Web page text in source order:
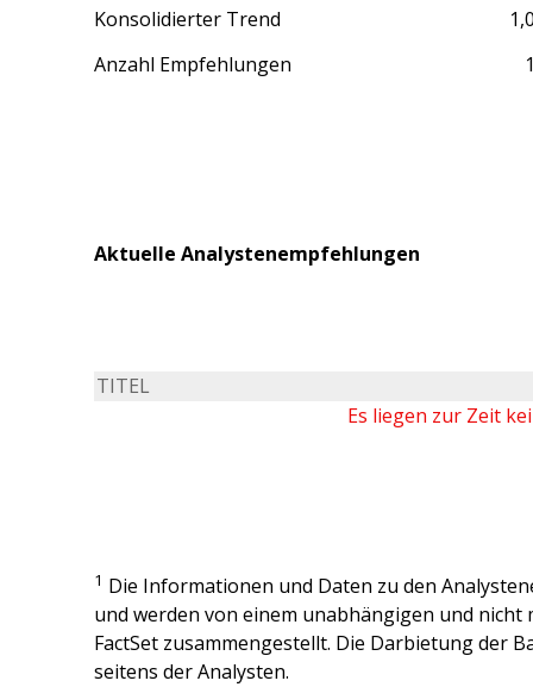
Konsolidierter Trend
Anzahl Empfehlungen
Aktuelle Analystenempfehlungen
TITEL
Es liegen zur Zeit
1 Die Informationen und Daten zu den
und werden von einem unabhängigen und nicht
FactSet zusammengestellt. Die Darbietung der
seitens der Analysten.